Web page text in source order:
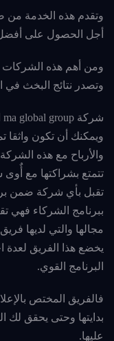
وتقدم هذه الخدمة من
أجل الحصول على
ومن أهم هذه الشركات
وتصدر نتائج البخث في
ويمكنك أن تكون واثقا
والأرباح مع هذه
تتمتع بشراكتها مع
تقبل بأي شركة ضمن
ببرنامج الشركاء فهي
مجالها والتي لديها
يخضع هذا الفريق لعدة
البرنامج القوي.
فالفريق المختص
بدايتها وحتى يحقق لك
عليها.